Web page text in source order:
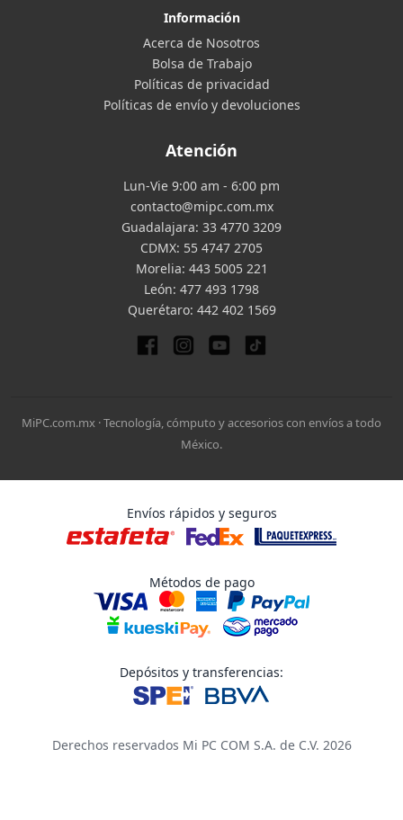
Información
Acerca de Nosotros
Bolsa de Trabajo
Políticas de privacidad
Políticas de envío y devoluciones
Atención
Lun-Vie 9:00 am - 6:00 pm
contacto@mipc.com.mx
Guadalajara: 33 4770 3209
CDMX: 55 4747 2705
Morelia: 443 5005 221
León: 477 493 1798
Querétaro: 442 402 1569
MiPC.com.mx · Tecnología, cómputo y accesorios con envíos a todo
México.
Envíos rápidos y seguros
Métodos de pago
Depósitos y transferencias:
Derechos reservados Mi PC COM S.A. de C.V. 2026